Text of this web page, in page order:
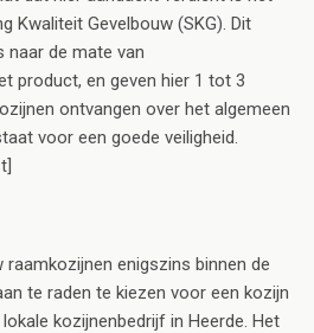
Kwaliteit Gevelbouw (SKG). Dit
naar de mate van
product, en geven hier 1 tot 3
ontvangen over het algemeen
voor een goede veiligheid.
enigszins binnen de
te raden te kiezen voor een kozijn
kozijnenbedrijf in Heerde. Het